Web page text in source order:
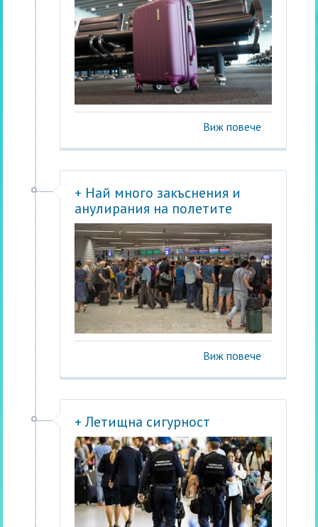
Виж повече
+ Най много закъснения и
анулирания на полетите
Виж повече
+ Летищна сигурност